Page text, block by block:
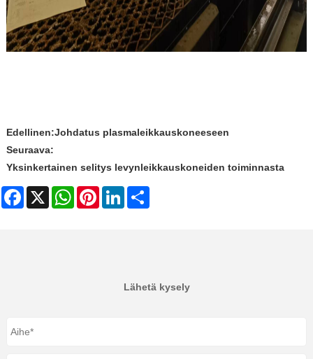
Edellinen:Johdatus plasmaleikkauskoneeseen
Seuraava:
Yksinkertainen selitys levynleikkauskoneiden toiminnasta
Facebook
X WhatsAppPinterestLinkedIn
Lähetä kysely